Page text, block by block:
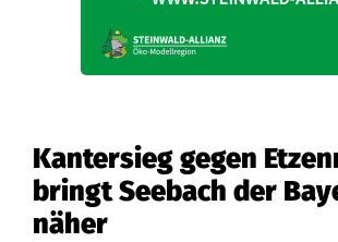
Kantersieg gegen
bringt Seebach der
näher